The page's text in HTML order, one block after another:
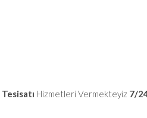
Hizmetleri Vermekteyiz 7/